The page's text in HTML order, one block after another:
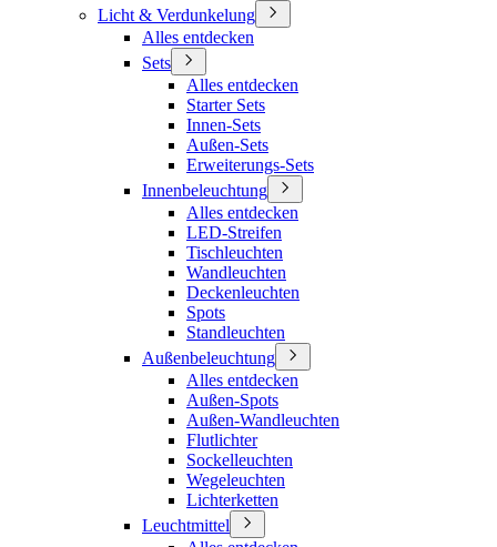
Licht & Verdunkelung
Alles entdecken
Sets
Alles entdecken
Starter Sets
Innen-Sets
Außen-Sets
Erweiterungs-Sets
Innenbeleuchtung
Alles entdecken
LED-Streifen
Tischleuchten
Wandleuchten
Deckenleuchten
Spots
Standleuchten
Außenbeleuchtung
Alles entdecken
Außen-Spots
Außen-Wandleuchten
Flutlichter
Sockelleuchten
Wegeleuchten
Lichterketten
Leuchtmittel